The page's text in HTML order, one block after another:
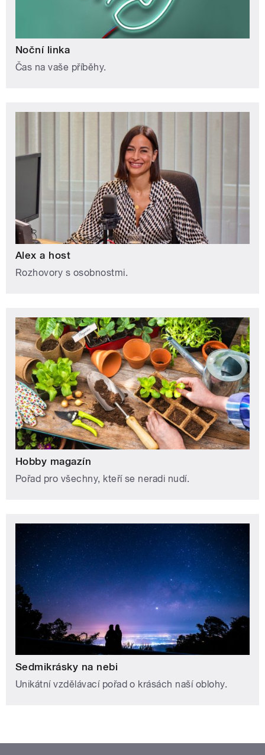
Noční linka
Čas na vaše příběhy.
Alex a host
Rozhovory s osobnostmi.
Hobby magazín
Pořad pro všechny, kteří se neradi nudí.
Sedmikrásky na nebi
Unikátní vzdělávací pořad o krásách naší oblohy.